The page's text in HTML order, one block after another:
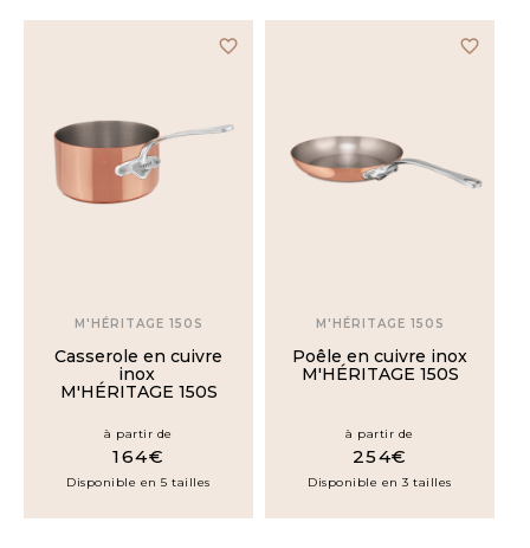
16-18-
26cm
favorite_border
M'HÉRITAGE 150S
Casserole en cuivre
inox
M'HÉRITAGE 150S
à partir de
164€
Disponible en 5 tailles
favorite_border
M'HÉRITAGE 150S
Poêle en cuivre inox
M'HÉRITAGE 150S
à partir de
254€
Disponible en 3 tailles